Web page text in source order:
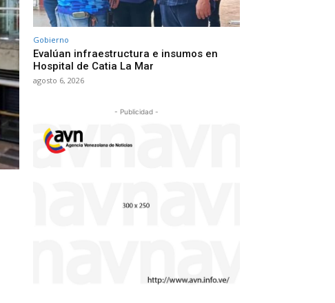
Gobierno
Evalúan infraestructura e insumos en
Hospital de Catia La Mar
agosto 6, 2026
- Publicidad -